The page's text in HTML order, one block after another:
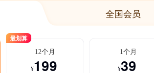
全国会员
最划算
12个月
¥199
1个月
¥39